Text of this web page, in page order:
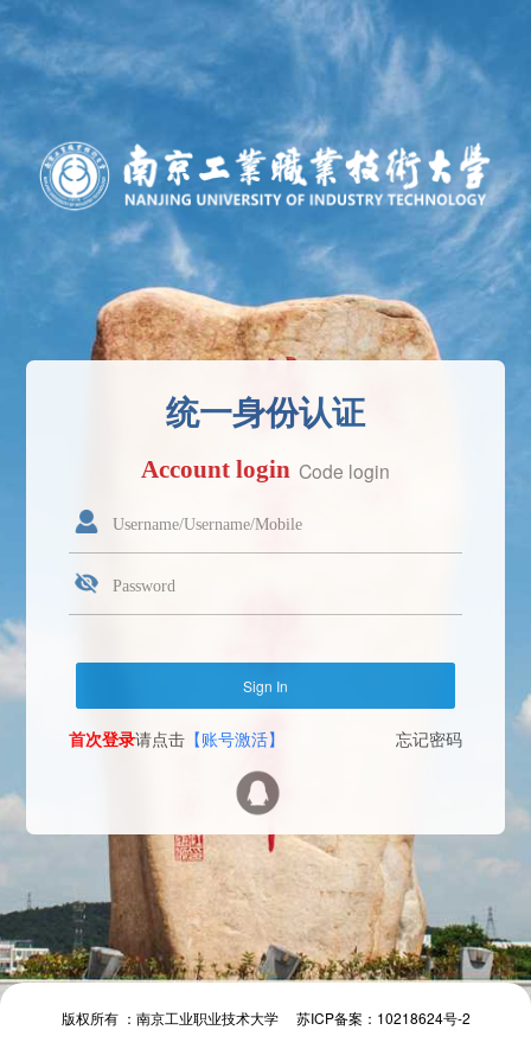
统一身份认证
Account login Code login
首次登录请点击 【账号激活】 忘记密码
Send verification code
The camera will be turned on soon. Please pay attention to your privacy
微信扫一扫
首次登录请点击【账号激活】 忘记密码
版权所有 ：南京工业职业技术大学 苏ICP备案：10218624号-2